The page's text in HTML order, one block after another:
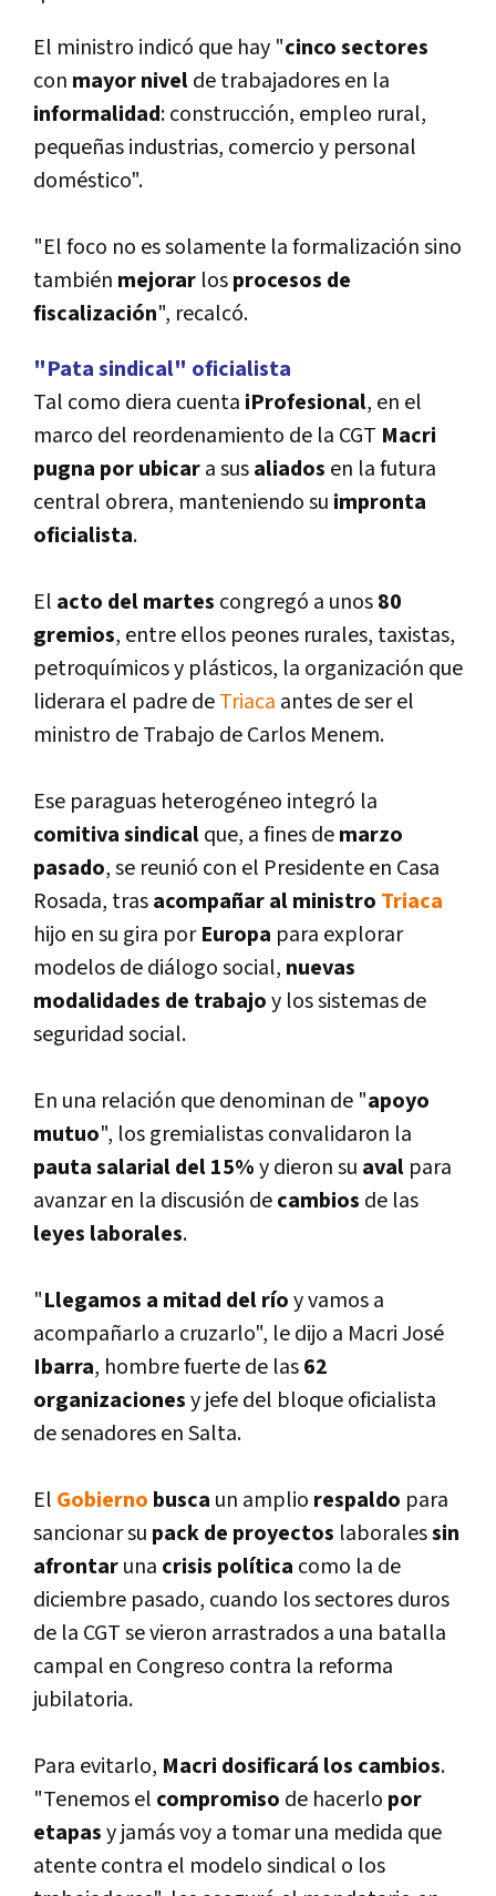
El ministro indicó que hay "cinco sectores
con mayor nivelde trabajadores en la
informalidad: construcción, empleo rural,
pequeñas industrias, comercio y personal
doméstico".
"El foco no es solamente la formalización sino
también mejorar losprocesos de
fiscalización", recalcó.
"Pata sindical" oficialista
Tal como diera cuenta iProfesional, en el
marco del reordenamiento de la CGT Macri
pugna por ubicara susaliados en la futura
central obrera, manteniendo su impronta
oficialista.
El acto del martes congregó a unos80
gremios, entre ellos peones rurales, taxistas,
petroquí­micos y plásticos, la organización que
liderara el padre deTriaca antes de ser el
ministro de Trabajo de Carlos Menem.
Ese paraguas heterogéneo integró la
comitiva sindicalque, a fines demarzo
pasado, se reunió con el Presidente en Casa
Rosada, trasacompañar al ministro Triaca
hijo en su gira porEuropa para explorar
modelos de diálogo social, nuevas
modalidades de trabajoy los sistemas de
seguridad social.
En una relación que denominan de "apoyo
mutuo", los gremialistas convalidaron la
pauta salarial del 15%y dieron su aval para
avanzar en la discusión decambios de las
leyes laborales.
"Llegamos a mitad del rí­oy vamos a
acompañarlo a cruzarlo", le dijo a Macri José
Ibarra, hombre fuerte de las62
organizacionesy jefe del bloque oficialista
de senadores en Salta.
El Gobierno busca un amplio respaldo para
sancionar su pack de proyectos laboralessin
afrontaruna crisis polí­tica como la de
diciembre pasado, cuando los sectores duros
de la CGT se vieron arrastrados a una batalla
campal en Congreso contra la reforma
jubilatoria.
Para evitarlo, Macri dosificará los cambios.
"Tenemos el compromiso de hacerlo por
etapasy jamás voy a tomar una medida que
atente contra el modelo sindical o los